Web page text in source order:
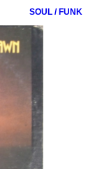
SOUL / FUNK